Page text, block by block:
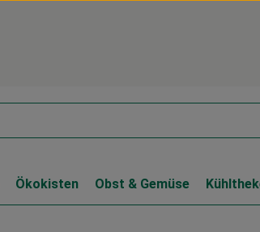
Ökokisten Obst & Gemüse